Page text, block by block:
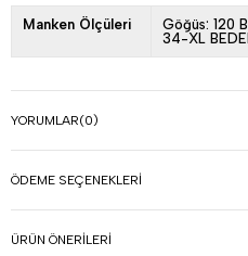
Manken Ölçüleri
Göğüs: 120
34-XL
YORUMLAR(0)
ÖDEME SEÇENEKLERI
ÜRÜN ÖNERILERI